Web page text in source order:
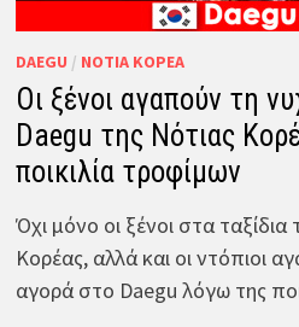
DAEGU / ΝΌΤΙΑ ΚΟΡΈΑ
Οι ξένοι αγαπούν τη
Daegu της Νότιας
ποικιλία τροφίμων
Όχι μόνο οι ξένοι στα
Κορέας, αλλά και οι ντόπιοι
αγορά στο Daegu λόγω της